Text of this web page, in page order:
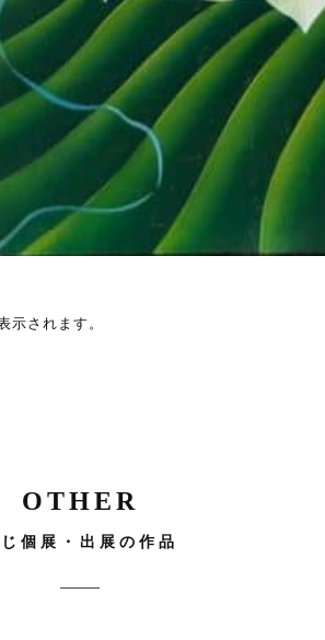
示されます。
OTHER
個展・出展の作品